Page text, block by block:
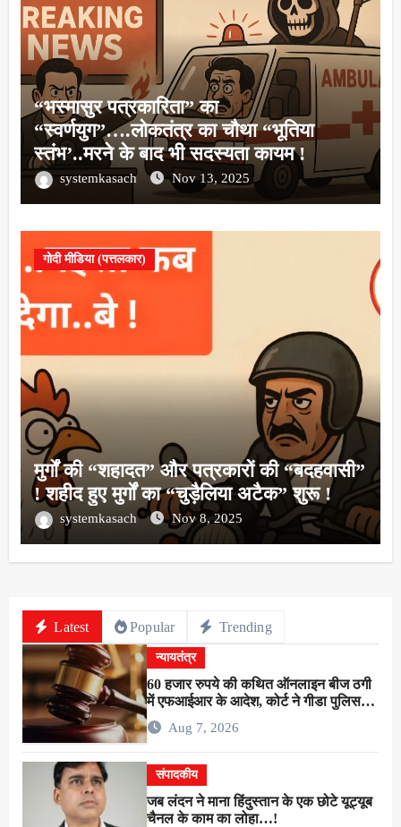
“भस्मासुर पत्रकारिता” का
“स्वर्णयुग”….लोकतंत्र का चौथा “भूतिया
स्तंभ’..मरने के बाद भी सदस्यता कायम !
systemkasach Nov 13, 2025
गोदी मीडिया (पत्तलकार)
मुर्गों की “शहादत” और पत्रकारों की “बदहवासी”
! शहीद हुए मुर्गों का “चुड़ैलिया अटैक” शुरू !
systemkasach Nov 8, 2025
Latest Popular Trending
न्यायतंत्र
60 हजार रुपये की कथित ऑनलाइन बीज ठगी
में एफआईआर के आदेश, कोर्ट ने गीडा पुलिस
को 24 घंटे में मुकदमा दर्ज करने का दिया निर्देश
Aug 7, 2026
संपादकीय
जब लंदन ने माना हिंदुस्तान के एक छोटे यूट्यूब
चैनल के काम का लोहा…!